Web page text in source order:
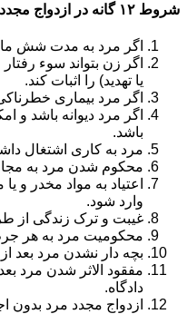
شروط ۱۲ گانه در ازدواج مجدد چیست؟
اگر مرد به مدت شش
اگر زن بتواند سوء
یا تهدید) را اثبات کند.
اگر مرد بیماری
اگر مرد دیوانه باشد و
باشد.
مرد به کاری اشتغال
محکوم شدن مرد به مجازات ۵ سال حبس و
اعتیاد به مواد مخدر و
وارد شود.
غیبت و ترک زندگی
محکومیت مرد به هر
بچه دار نشدن مرد بعد
مفقود الاثر شدن مرد
دادگاه.
ازدواج مجدد مرد بدون